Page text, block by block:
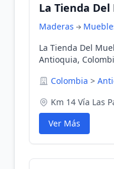
La Tienda
Maderas
La Tienda Del
Antioquia,
Colombia >
Km 14 Vía Las
Ver Más